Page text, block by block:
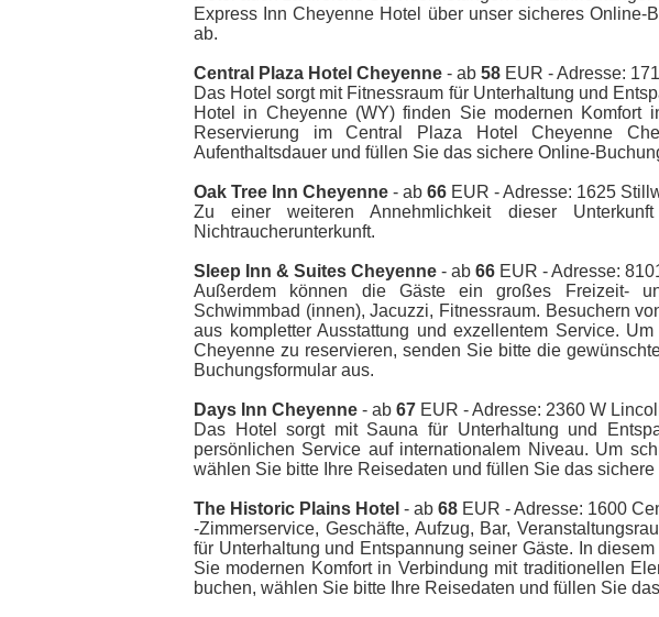
Express Inn Cheyenne Hotel über unser sicheres Online-
ab.
Central Plaza Hotel Cheyenne - ab 58 EUR - Adresse:
Das Hotel sorgt mit Fitnessraum für Unterhaltung und
Hotel in Cheyenne (WY) finden Sie modernen Komfort
Reservierung im Central Plaza Hotel Cheyenne
Aufenthaltsdauer und füllen Sie das sichere Online-
Oak Tree Inn Cheyenne - ab 66 EUR - Adresse: 1625
Zu einer weiteren Annehmlichkeit dieser
Nichtraucherunterkunft.
Sleep Inn & Suites Cheyenne - ab 66 EUR - Adresse:
Außerdem können die Gäste ein großes Freizeit-
Schwimmbad (innen), Jacuzzi, Fitnessraum. Besuchern
aus kompletter Ausstattung und exzellentem Service.
Cheyenne zu reservieren, senden Sie bitte die
Buchungsformular aus.
Days Inn Cheyenne - ab 67 EUR - Adresse: 2360 W
Das Hotel sorgt mit Sauna für Unterhaltung und
persönlichen Service auf internationalem Niveau. Um
wählen Sie bitte Ihre Reisedaten und füllen Sie das
The Historic Plains Hotel - ab 68 EUR - Adresse: 1600
-Zimmerservice, Geschäfte, Aufzug, Bar,
für Unterhaltung und Entspannung seiner Gäste. In
Sie modernen Komfort in Verbindung mit traditionellen
buchen, wählen Sie bitte Ihre Reisedaten und füllen Sie